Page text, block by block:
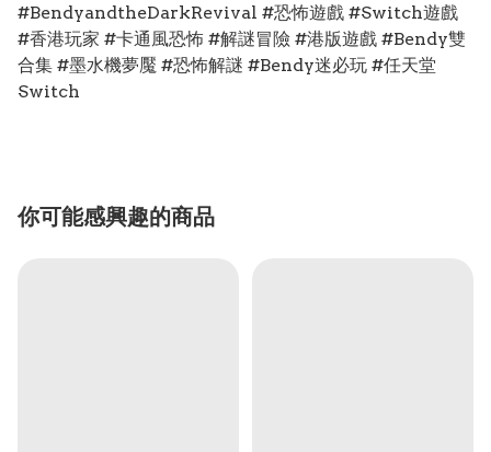
#BendyandtheDarkRevival #恐怖遊戲 #Switch遊戲
#香港玩家 #卡通風恐怖 #解謎冒險 #港版遊戲 #Bendy雙
合集 #墨水機夢魘 #恐怖解謎 #Bendy迷必玩 #任天堂
Switch
你可能感興趣的商品